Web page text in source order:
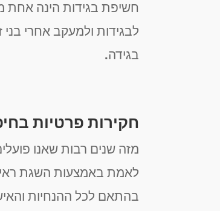
חשיפת בגידות הינה אחת
לבגידות ולמעקב אחרי בני
בגידה.
חקירות פרטיות
מזה שנים רבות שאנו
לאמת באמצעות השגת